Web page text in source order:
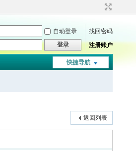
自动登录
找回密码
登录 注册账户
快捷导航
返回列表